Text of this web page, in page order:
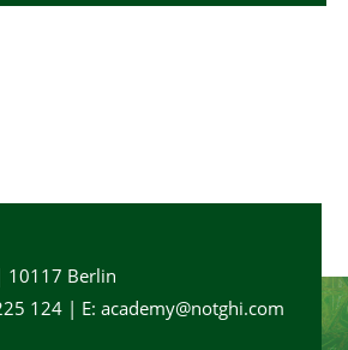
10117 Berlin
124 | E: academy@notghi.com